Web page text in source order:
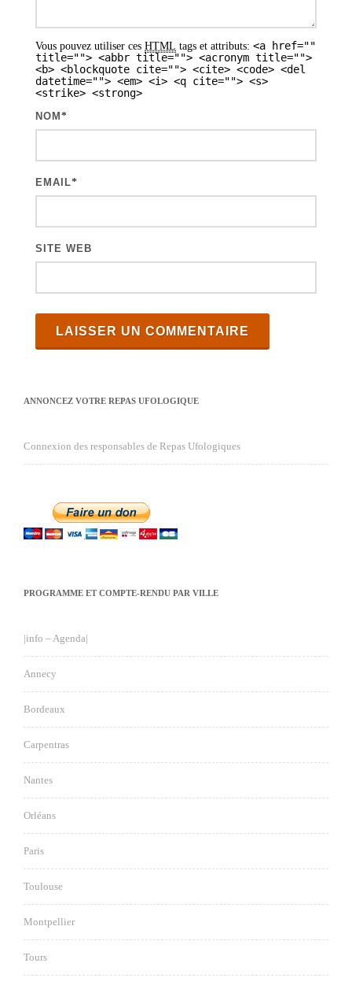
Vous pouvez utiliser ces HTML tags et attributs: <a href=""
title=""> <abbr title=""> <acronym title="">
<b> <blockquote cite=""> <cite> <code> <del
datetime=""> <em> <i> <q cite=""> <s>
<strike> <strong>
NOM *
EMAIL*
SITE WEB
ANNONCEZ VOTRE REPAS UFOLOGIQUE
Connexion des responsables de Repas Ufologiques
PROGRAMME ET COMPTE-RENDU PAR VILLE
|info – Agenda|
Annecy
Bordeaux
Carpentras
Nantes
Orléans
Paris
Toulouse
Montpellier
Tours